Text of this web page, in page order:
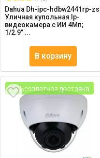
Dahua Dh-ipc-hdbw2441rp-zs
Уличная купольная Ip-
видеокамера с ИИ 4Мп;
1/2.9” ...
В корзину
Бесплатная доставка